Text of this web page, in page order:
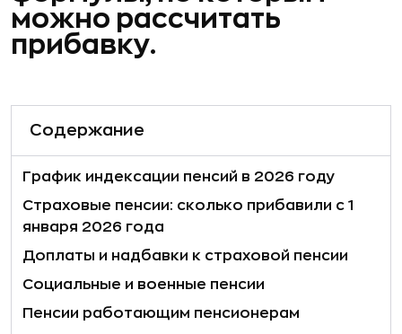
можно рассчитать
прибавку.
Содержание
График индексации пенсий в 2026 году
Страховые пенсии: сколько прибавили с 1
января 2026 года
Доплаты и надбавки к страховой пенсии
Социальные и военные пенсии
Пенсии работающим пенсионерам